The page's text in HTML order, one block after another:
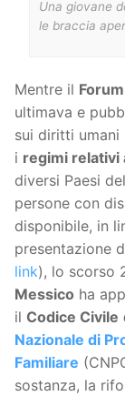
Una giovane
le braccia
Mentre il
ultimava e
sui diritti umani
i regimi relativi
diversi Paesi
persone con
disponibile, in
presentazione
link), lo scorso
Messico ha
il Codice Civile
Nazionale di
Familiare
sostanza, la